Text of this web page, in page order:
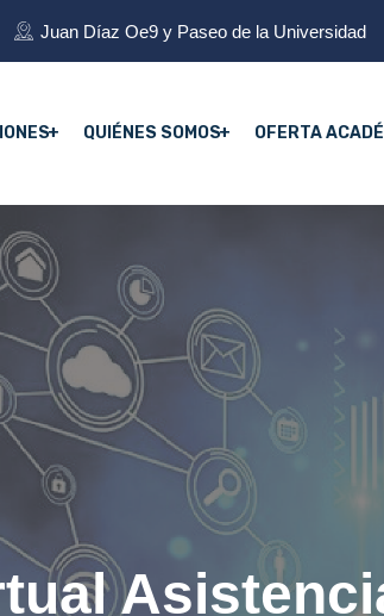
Juan Díaz Oe9 y Paseo de la Universidad
QUIÉNES SOMOS OFERTA